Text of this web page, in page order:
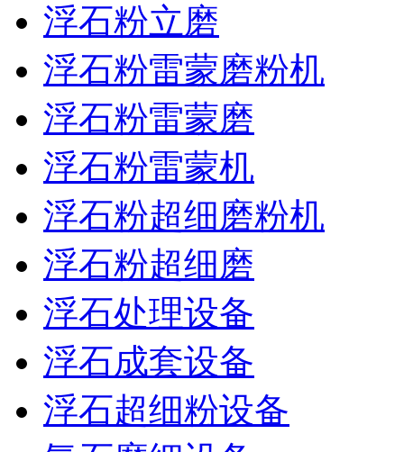
浮石粉立磨
浮石粉雷蒙磨粉机
浮石粉雷蒙磨
浮石粉雷蒙机
浮石粉超细磨粉机
浮石粉超细磨
浮石处理设备
浮石成套设备
浮石超细粉设备